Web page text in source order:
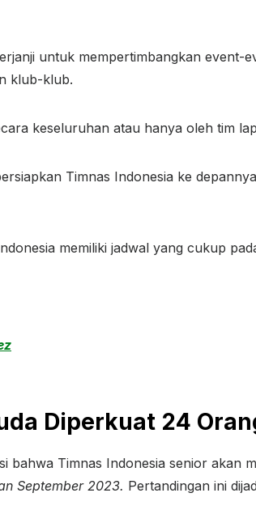
untuk mempertimbangkan event-
klub-klub.
keseluruhan atau hanya oleh tim
Timnas Indonesia ke
memiliki jadwal yang cukup
Diperkuat 24
bahwa Timnas Indonesia senior akan
September 2023. Pertandingan ini